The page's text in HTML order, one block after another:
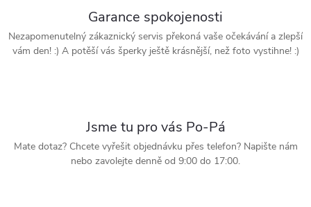
Garance spokojenosti
Nezapomenutelný zákaznický servis překoná vaše očekávání a zlepší
vám den! :) A potěší vás šperky ještě krásnější, než foto vystihne! :)
Jsme tu pro vás Po-Pá
Mate dotaz? Chcete vyřešit objednávku přes telefon? Napište nám
nebo zavolejte denně od 9:00 do 17:00.